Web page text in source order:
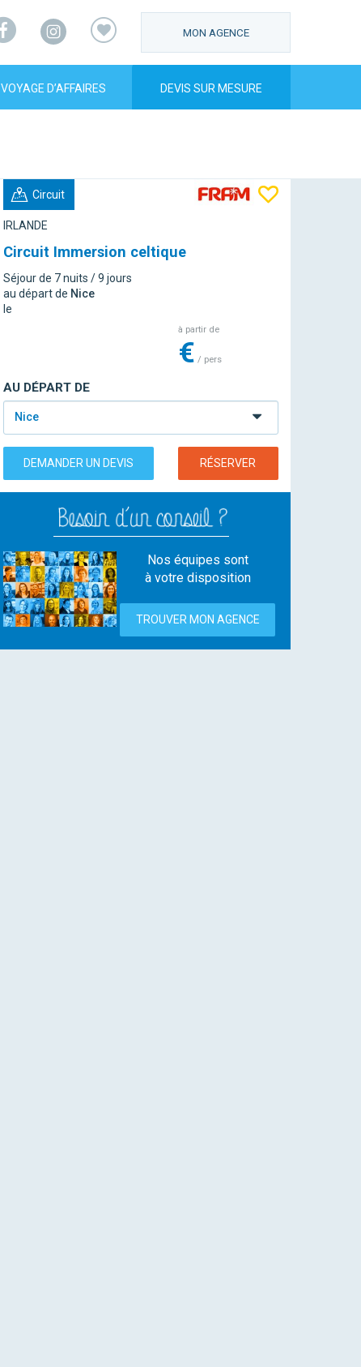
Facebook
Instagram
MON AGENCE
VOYAGE D’AFFAIRES DEVIS SUR MESURE
Circuit
IRLANDE
Circuit Immersion celtique
Séjour de 7 nuits / 9 jours
au départ de Nice
le
à partir de
€ / pers
AU DÉPART DE
Nice
DEMANDER UN DEVIS RÉSERVER
Nos équipes sont
à votre disposition
TROUVER MON AGENCE